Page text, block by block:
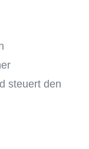
steuert den